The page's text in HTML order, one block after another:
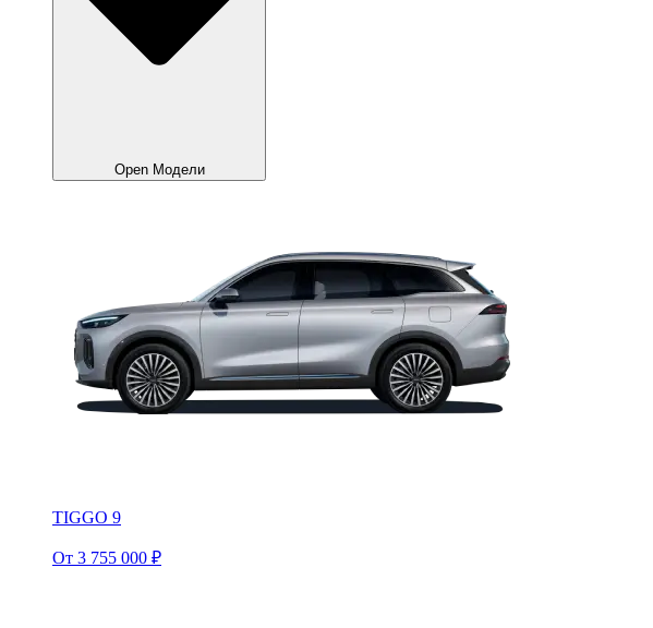
Open Модели
TIGGO 9
От 3 755 000 ₽